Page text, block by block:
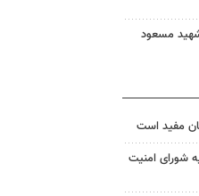
شهید مسعود
مفید است
شورای امنیت